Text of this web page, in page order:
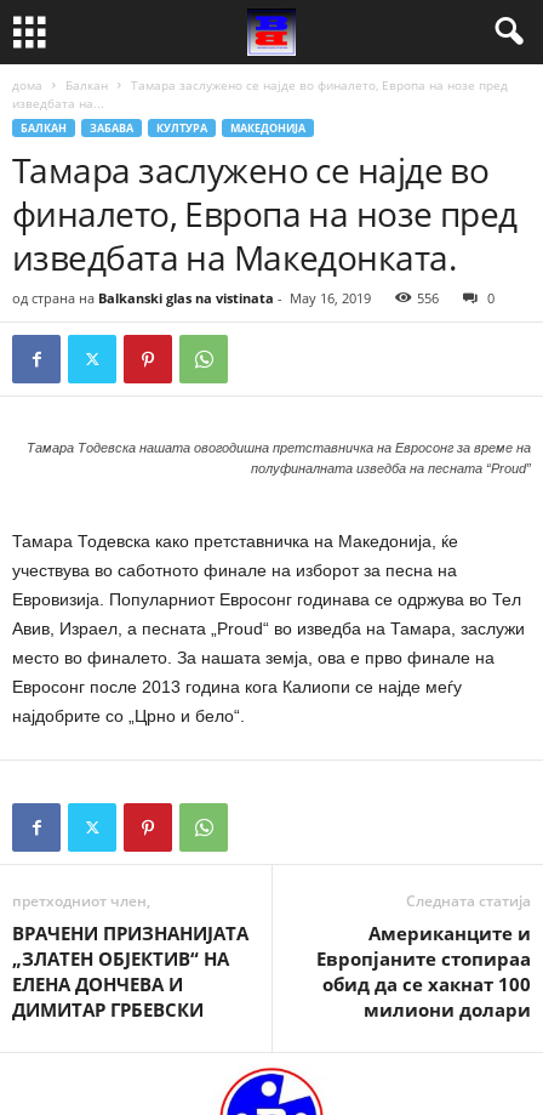
дома Балкан
Тамара заслужено се најде во финалето, Европа на нозе пред
изведбата на...
БАЛКАН ЗАБАВА КУЛТУРА МАКЕДОНИЈА
Тамара заслужено се најде во
финалето, Европа на нозе пред
изведбата на Mакедонката.
од страна на Balkanski glas na vistinata - May 16, 2019 556 0
Тамара Тодевска нашата овогодишна претставничка на Евросонг за време на
полуфиналната изведба на песната “Proud”
Тамара Тодевска како претставничка на Македонија, ќе
учествува во саботното финале на изборот за песна на
Евровизија. Популарниот Евросонг годинава се одржува во Тел
Авив, Израел, а песната „Proud“ во изведба на Тамара, заслужи
место во финалето. За нашата земја, ова е прво финале на
Евросонг после 2013 година кога Калиопи се најде меѓу
најдобрите со „Црно и бело“.
претходниот член,
ВРАЧЕНИ ПРИЗНАНИЈАТА
„ЗЛАТЕН ОБЈЕКТИВ“ НА
ЕЛЕНА ДОНЧЕВА И
ДИМИТАР ГРБЕВСКИ
Следната статија
Американците и
Европјаните стопираа
обид да се хакнат 100
милиони долари